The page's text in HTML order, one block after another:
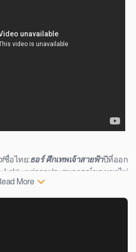
ชื่อไทย:ธอร์ ศึกเทพเจ้าสายฟ้าปีที่ออก
แต่จากประสบการณ์ของเขาไม่
ขนบนโลกโดยไม่ต้องใช้ความหวาด
าเป็นคนเดียว ผู้ที่ได้รับสิ่งมีชีวิตและ
แต่ก็ต้องหลงทางในการผจญภัยของ
(แอนโทนี่ฮอปกินส์) Odin (แอนโธนีฮอ
มเป็นจริง อยู่ในโลกมนุษย์นี้ใครจะ
ง
More